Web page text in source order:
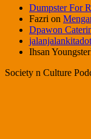
Dumpster For
Fazri on
Dpawon
Ihsan
Society n Culture